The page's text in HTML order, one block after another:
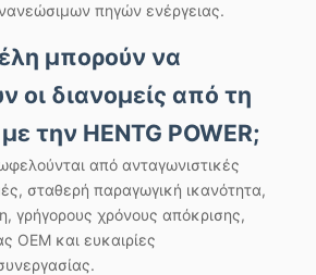
πηγών ενέργειας.
μπορούν να
οι διανομείς από τη
την HENTG POWER;
από ανταγωνιστικές
σταθερή παραγωγική ικανότητα,
γρήγορους χρόνους απόκρισης,
OEM και ευκαιρίες